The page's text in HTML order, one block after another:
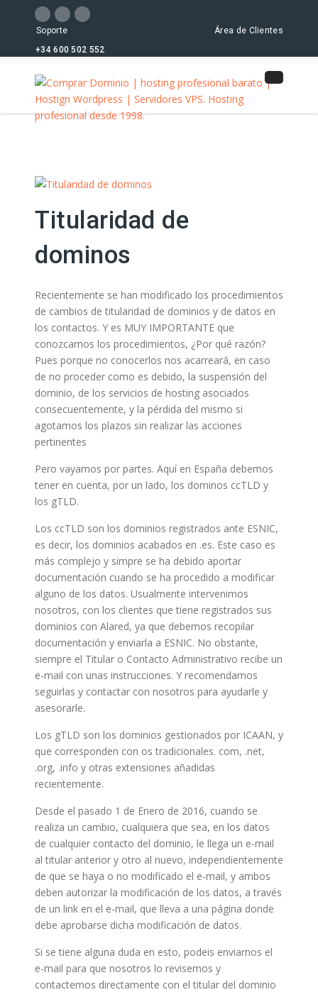
Soporte
Área de Clientes
+34 600 502 552
Titularidad de
dominos
Recientemente se han modificado los procedimientos
de cambios de titularidad de dominios y de datos en
los contactos. Y es MUY IMPORTANTE que
conozcamos los procedimientos, ¿Por qué razón?
Pues porque no conocerlos nos acarreará, en caso
de no proceder como es debido, la suspensión del
dominio, de los servicios de hosting asociados
consecuentemente, y la pérdida del mismo si
agotamos los plazos sin realizar las acciones
pertinentes
Pero vayamos por partes. Aquí en España debemos
tener en cuenta, por un lado, los dominos ccTLD y
los gTLD.
Los ccTLD son los dominios registrados ante ESNIC,
es decir, los dominios acabados en .es. Este caso es
más complejo y simpre se ha debido aportar
documentación cuando se ha procedido a modificar
alguno de los datos. Usualmente intervenimos
nosotros, con los clientes que tiene registrados sus
dominios con Alared, ya que debemos recopilar
documentación y enviarla a ESNIC. No obstante,
siempre el Titular o Contacto Administrativo recibe un
e-mail con unas instrucciones. Y recomendamos
seguirlas y contactar con nosotros para ayudarle y
asesorarle.
Los gTLD son los dominios gestionados por ICAAN, y
que corresponden con os tradicionales. com, .net,
.org, .info y otras extensiones añadidas
recientemente.
Desde el pasado 1 de Enero de 2016, cuando se
realiza un cambio, cualquiera que sea, en los datos
de cualquier contacto del dominio, le llega un e-mail
al titular anterior y otro al nuevo, independientemente
de que se haya o no modificado el e-mail, y ambos
deben autorizar la modificación de los datos, a través
de un link en el e-mail, que lleva a una página donde
debe aprobarse dicha modificación de datos.
Si se tiene alguna duda en esto, podeis enviarnos el
e-mail para que nosotros lo revisemos y
contactemos directamente con el titular del dominio